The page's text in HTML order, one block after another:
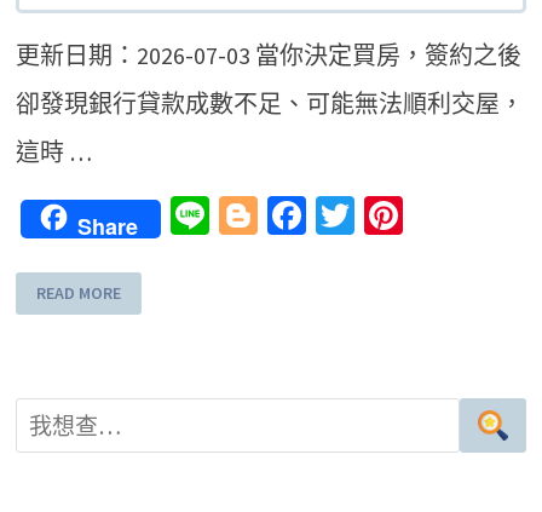
更新日期：2026-07-03 當你決定買房，簽約之後
卻發現銀行貸款成數不足、可能無法順利交屋，
這時 …
Share LineBlogger
Facebook
Twitter
READ MORE